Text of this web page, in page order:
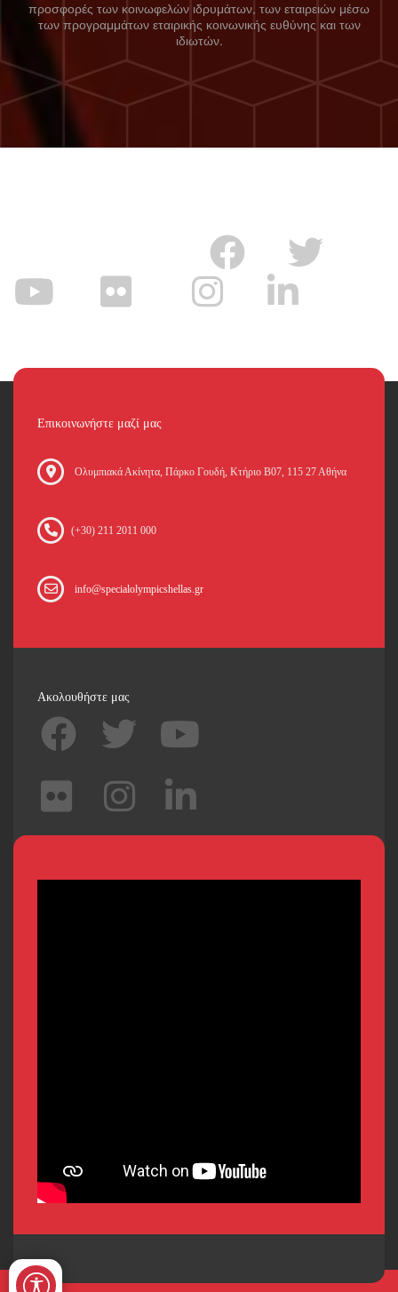
προσφορές των κοινωφελών ιδρυμάτων, των εταιρειών μέσω
των προγραμμάτων εταιρικής κοινωνικής ευθύνης και των
ιδιωτών.
Επικοινωνήστε μαζί μας
Oλυμπιακά Ακίνητα, Πάρκο Γουδή, Κτήριο Β07, 115 27 Αθήνα
(+30) 211 2011 000
info@specialolympicshellas.gr
Ακολουθήστε μας